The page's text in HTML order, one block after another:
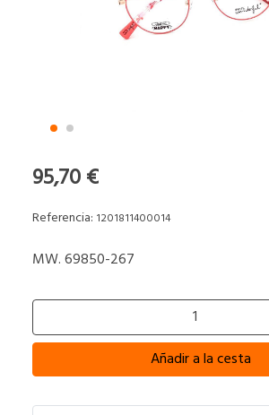
95,70 €
Referencia: 1201811400014
MW. 69850-267
Añadir a la cesta